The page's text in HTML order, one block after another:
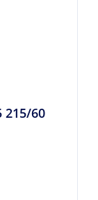
215/60